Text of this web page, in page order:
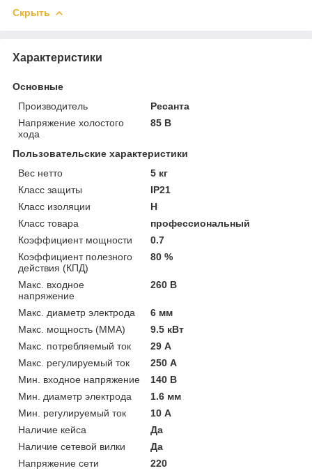
Скрыть
Характеристики
Основные
Производитель
Ресанта
Напряжение холостого
хода
85 В
Пользовательские характеристики
Вес нетто
5 кг
Класс защиты
IP21
Класс изоляции
H
Класс товара
профессиональный
Коэффициент мощности
0.7
Коэффициент полезного
действия (КПД)
80 %
Макс. входное
напряжение
260 В
Макс. диаметр электрода
6 мм
Макс. мощность (MMA)
9.5 кВт
Макс. потребляемый ток
29 А
Макс. регулируемый ток
250 А
Мин. входное напряжение
140 В
Мин. диаметр электрода
1.6 мм
Мин. регулируемый ток
10 А
Наличие кейса
Да
Наличие сетевой вилки
Да
Напряжение сети
220